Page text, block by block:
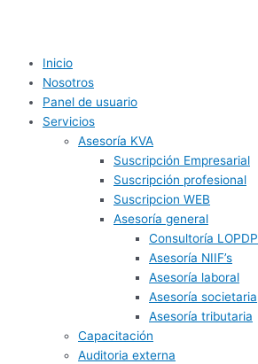
Inicio
Nosotros
Panel de usuario
Servicios
Asesoría KVA
Suscripción Empresarial
Suscripción profesional
Suscripcion WEB
Asesoría general
Consultoría LOPDP
Asesoría NIIF’s
Asesoría laboral
Asesoría societaria
Asesoría tributaria
Capacitación
Auditoria externa